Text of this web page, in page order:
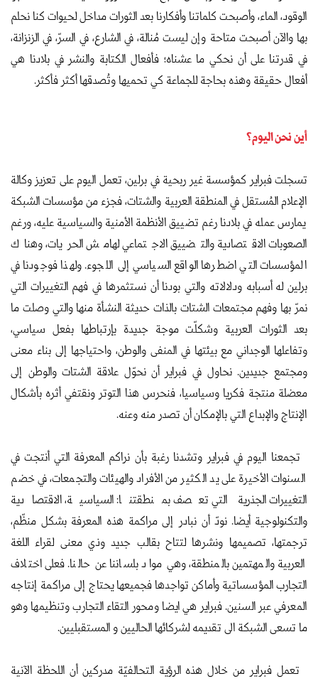
الوقود، الماء، وأصبحت كلماتنا وأفكارنا بعد الثورات مداخل لحيوات كنا نحلم
بها والآن أصبحت متاحة وإن ليست مُنالة، في الشارع، في السرّ، في الزنزانة،
في قدرتنا على أن نحكي ما عشناه؛ فأفعال الكتابة والنشر في بلادنا هي
أفعال حقيقة وهذه بحاجة للجماعة كي تحميها وتُصدقها أكثر فأكثر.
أين نحن اليوم؟
تسجلت فبراير كمؤسسة غير ربحية في برلين، تعمل اليوم على تعزيز وكالة
الإعلام المُستقل في المنطقة العربية والشتات، فجزء من مؤسسات الشبكة
يمارس عمله في بلادنا رغم تضييق الأنظمة الأمنية والسياسية عليه، ورغم
الصعوبات الاقتصادية والتضييق الاجتماعي لهامش الحريات، وهناك
المؤسسات التي اضطرها الواقع السياسي إلى اللجوء. ولهذا فوجودنا في
برلين له أسبابه ودلالاته والتي بودنا أن نستثمرها في فهم التغييرات التي
نمرّ بها وفهم مجتمعات الشتات بالذات حديثة النشأة منها والتي وصلت ما
بعد الثورات العربية وشكلّت موجة جديدة بإرتباطها بفعل سياسي،
وتفاعلها الوجداني مع بيئتها في المنفى والوطن، واحتياجها إلى بناء معنى
ومجتمع جديدين. نحاول في فبراير أن نحوّل علاقة الشتات والوطن إلى
معضلة منتجة فكريا وسياسيا، فنحرس هذا التوتر ونقتفي أثره بأشكال
الإنتاج والإبداع التي بالإمكان أن تصدر منه وعنه.
تجمعنا اليوم في فبراير وتشدنا رغبة بأن نراكم المعرفة التي أنتجت في
السنوات الأخيرة على يد الكثير من الأفراد والهيئات والتجمعات، في خضم
التغييرات الجذرية التي تعصف بمنطقتنا: السياسية، الاقتصادية
والتكنولوجية أيضا. نودّ أن نبادر إلى مراكمة هذه المعرفة بشكل منظّم،
ترجمتها، تصميمها ونشرها لتتاح بقالب جديد وذي معنى لقراء اللغة
العربية والمهتمين بالمنطقة، وهي مواد بلساننا عن حالنا. فعلى اختلاف
التجارب المؤسساتية وأماكن تواجدها فجميعها يحتاج إلى مراكمة إنتاجه
المعرفي عبر السنين. فبراير هي ايضا ومحور التقاء التجارب وتنظيمها وهو
ما تسعى الشبكة الى تقديمه لشركائها الحاليين و المستقبليين.
تعمل فبراير من خلال هذه الرؤية التحالفيّة مدركين أن اللحظة الآنية